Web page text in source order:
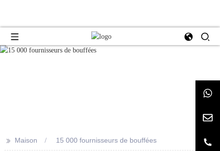
>> Maison 15 000 fournisseurs de bouffées